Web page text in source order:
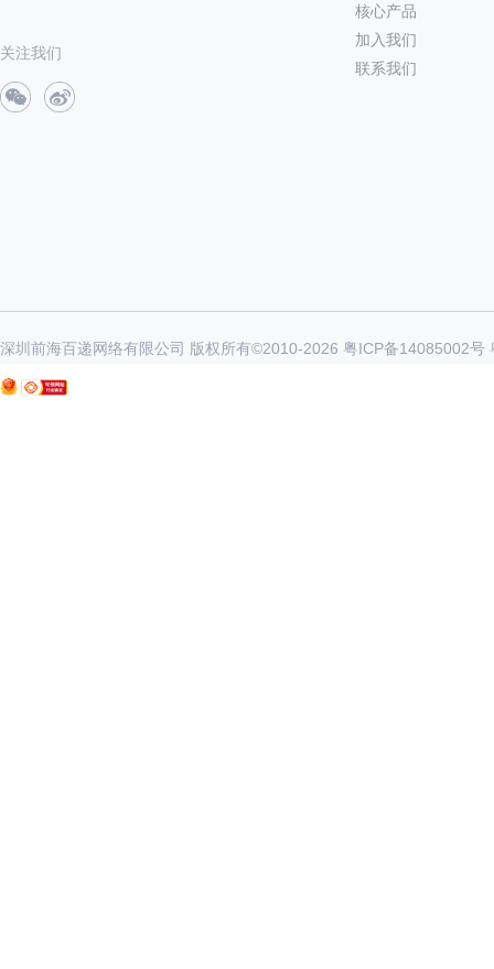
关注我们
核心产品
加入我们
联系我们
深圳前海百递网络有限公司 版权所有©2010-2026 粤ICP备14085002号